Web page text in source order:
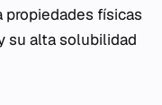
propiedades físicas
su alta solubilidad